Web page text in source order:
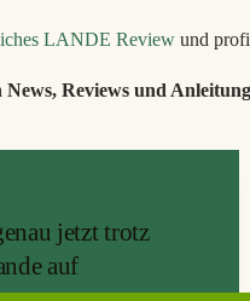
LANDE Review und
News, Reviews und
jetzt trotz
auf